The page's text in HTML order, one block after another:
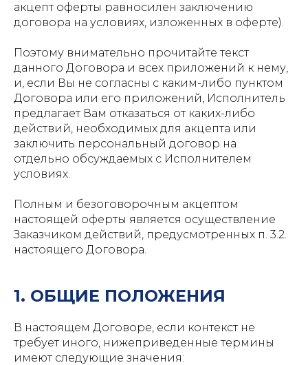
акцепт оферты равносилен заключению
договора на условиях, изложенных в оферте).
Поэтому внимательно прочитайте текст
данного Договора и всех приложений к нему,
и, если Вы не согласны с каким-либо пунктом
Договора или его приложений, Исполнитель
предлагает Вам отказаться от каких-либо
действий, необходимых для акцепта или
заключить персональный договор на
отдельно обсуждаемых с Исполнителем
условиях.
Полным и безоговорочным акцептом
настоящей оферты является осуществление
Заказчиком действий, предусмотренных п. 3.2.
настоящего Договора.
1. ОБЩИЕ ПОЛОЖЕНИЯ
В настоящем Договоре, если контекст не
требует иного, нижеприведенные термины
имеют следующие значения: